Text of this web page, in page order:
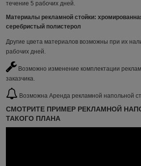
течение 5 рабочих дней.
Материалы рекламной стойки:
серебристый полистерол
Другие цвета материалов возможны при их
рабочих дней.
Возможно изменение комплектации
заказчика.
Возможна Аренда рекламной напольной
СМОТРИТЕ ПРИМЕР РЕКЛАМНОЙ
ТАКОГО ПЛАНА